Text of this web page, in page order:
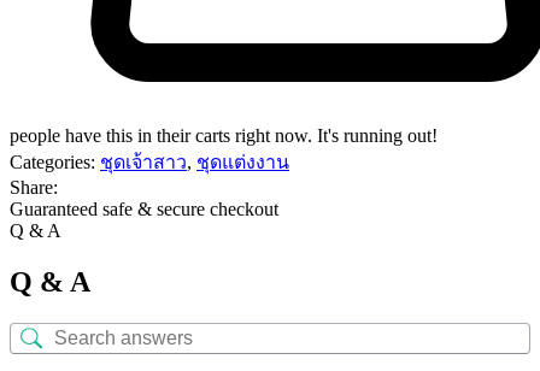
people have this in their carts right now. It's running out!
Categories: ชุดเจ้าสาว, ชุดแต่งงาน
Share:
Guaranteed safe & secure checkout
Q & A
Q & A